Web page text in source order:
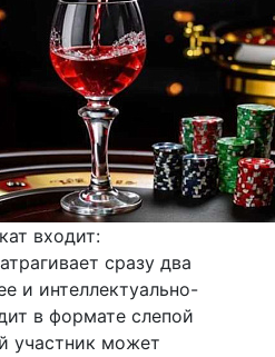
входит:
сразу два
и интеллектуально-
в формате слепой
участник может